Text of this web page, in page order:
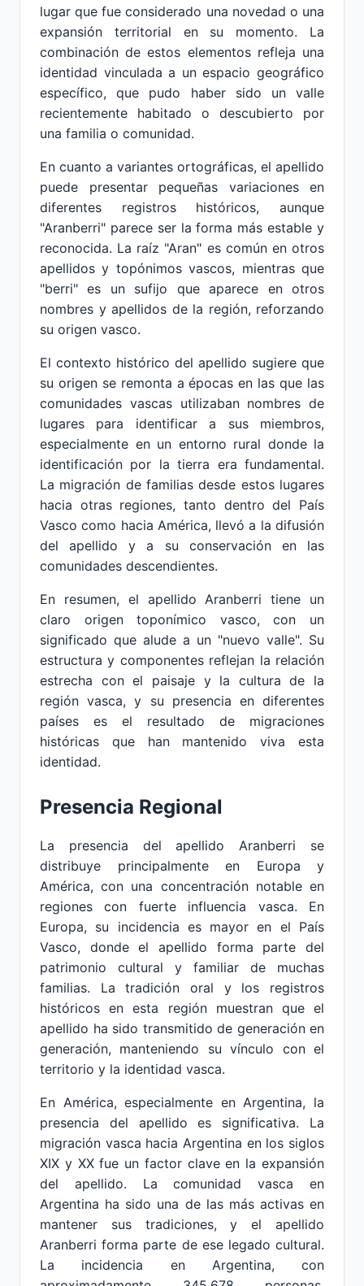
lugar que fue considerado una novedad o una
expansión territorial en su momento. La
combinación de estos elementos refleja una
identidad vinculada a un espacio geográfico
específico, que pudo haber sido un valle
recientemente habitado o descubierto por
una familia o comunidad.
En cuanto a variantes ortográficas, el apellido
puede presentar pequeñas variaciones en
diferentes registros históricos, aunque
"Aranberri" parece ser la forma más estable y
reconocida. La raíz "Aran" es común en otros
apellidos y topónimos vascos, mientras que
"berri" es un sufijo que aparece en otros
nombres y apellidos de la región, reforzando
su origen vasco.
El contexto histórico del apellido sugiere que
su origen se remonta a épocas en las que las
comunidades vascas utilizaban nombres de
lugares para identificar a sus miembros,
especialmente en un entorno rural donde la
identificación por la tierra era fundamental.
La migración de familias desde estos lugares
hacia otras regiones, tanto dentro del País
Vasco como hacia América, llevó a la difusión
del apellido y a su conservación en las
comunidades descendientes.
En resumen, el apellido Aranberri tiene un
claro origen toponímico vasco, con un
significado que alude a un "nuevo valle". Su
estructura y componentes reflejan la relación
estrecha con el paisaje y la cultura de la
región vasca, y su presencia en diferentes
países es el resultado de migraciones
históricas que han mantenido viva esta
identidad.
Presencia Regional
La presencia del apellido Aranberri se
distribuye principalmente en Europa y
América, con una concentración notable en
regiones con fuerte influencia vasca. En
Europa, su incidencia es mayor en el País
Vasco, donde el apellido forma parte del
patrimonio cultural y familiar de muchas
familias. La tradición oral y los registros
históricos en esta región muestran que el
apellido ha sido transmitido de generación en
generación, manteniendo su vínculo con el
territorio y la identidad vasca.
En América, especialmente en Argentina, la
presencia del apellido es significativa. La
migración vasca hacia Argentina en los siglos
XIX y XX fue un factor clave en la expansión
del apellido. La comunidad vasca en
Argentina ha sido una de las más activas en
mantener sus tradiciones, y el apellido
Aranberri forma parte de ese legado cultural.
La incidencia en Argentina, con